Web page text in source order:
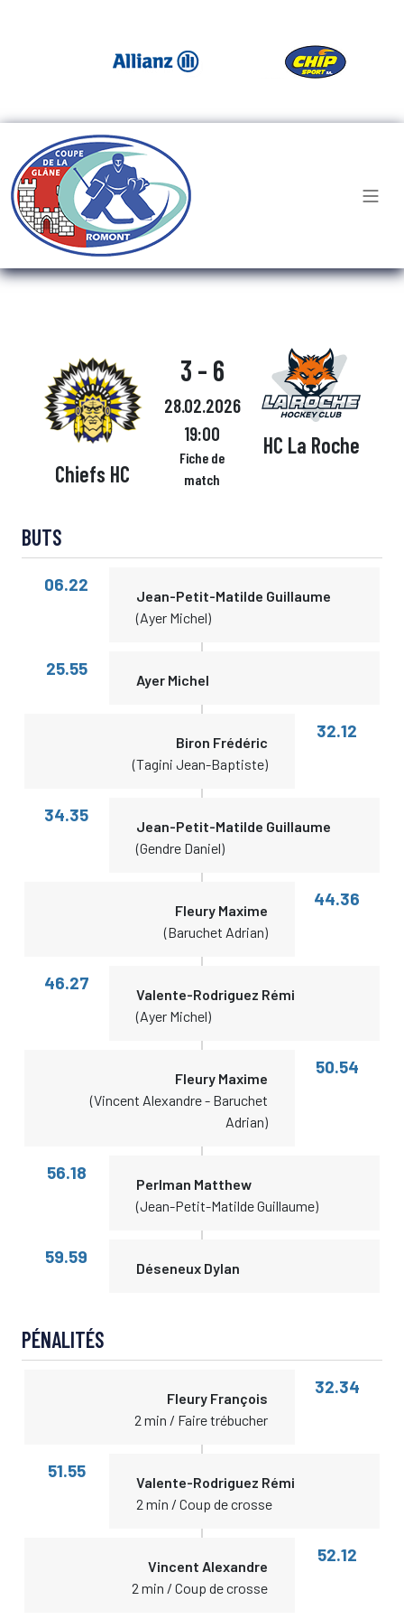
Chiefs HC
3 - 6
28.02.2026
19:00
Fiche de
match
HC La Roche
BUTS
06.22
Jean-Petit-Matilde Guillaume
(Ayer Michel)
25.55
Ayer Michel
Biron Frédéric
(Tagini Jean-Baptiste)
32.12
34.35
Jean-Petit-Matilde Guillaume
(Gendre Daniel)
Fleury Maxime
(Baruchet Adrian)
44.36
46.27
Valente-Rodriguez Rémi
(Ayer Michel)
Fleury Maxime
(Vincent Alexandre - Baruchet
Adrian)
50.54
56.18
Perlman Matthew
(Jean-Petit-Matilde Guillaume)
59.59
Déseneux Dylan
PÉNALITÉS
Fleury François
2 min / Faire trébucher
32.34
51.55
Valente-Rodriguez Rémi
2 min / Coup de crosse
Vincent Alexandre
2 min / Coup de crosse
52.12